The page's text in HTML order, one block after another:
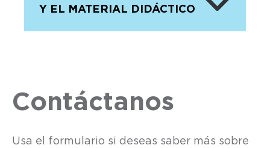
Y EL MATERIAL DIDÁCTICO
Contáctanos
Usa el formulario si deseas saber más sobre